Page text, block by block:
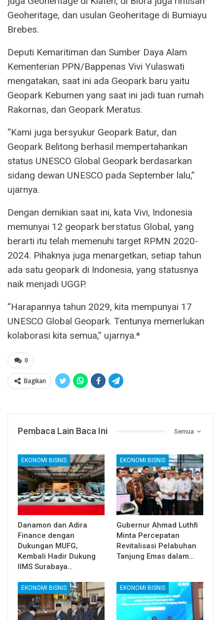
Geoheritage, dan usulan Geoheritage di Bumiayu
Brebes.
Deputi Kemaritiman dan Sumber Daya Alam
Kementerian PPN/Bappenas Vivi Yulaswati
mengatakan, saat ini ada Geopark baru yaitu
Geopark Kebumen yang saat ini jadi tuan rumah
Rakornas, dan Geopark Meratus.
“Kami juga bersyukur Geopark Batur, dan
Geopark Belitong berhasil mempertahankan
status UNESCO Global Geopark berdasarkan
sidang dewan UNESCO pada September lalu,”
ujarnya.
Dengan demikian saat ini, kata Vivi, Indonesia
memunyai 12 geopark berstatus Global, yang
berarti itu telah memenuhi target RPMN 2020-
2024. Pihaknya juga menargetkan, setiap tahun
ada satu geopark di Indonesia, yang statusnya
naik menjadi UGGP.
“Harapannya tahun 2029, kita mempunyai 17
UNESCO Global Geopark. Tentunya memerlukan
kolaborasi kita semua,” ujarnya.*
0
Bagikan
Semua
Pembaca Lain Baca Ini
EKONOMI BISNIS
Danamon dan Adira
Finance dengan
Dukungan MUFG,
Kembali Hadir Dukung
IIMS Surabaya…
EKONOMI BISNIS
Gubernur Ahmad Luthfi
Minta Percepatan
Revitalisasi Pelabuhan
Tanjung Emas dalam…
EKONOMI BISNIS EKONOMI BISNIS